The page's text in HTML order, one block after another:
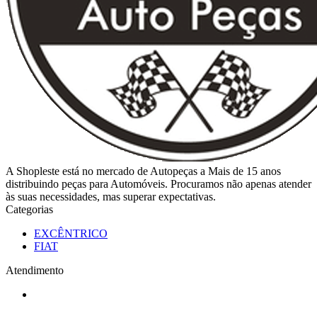
A Shopleste está no mercado de Autopeças a Mais de 15 anos
distribuindo peças para Automóveis. Procuramos não apenas atender
às suas necessidades, mas superar expectativas.
Categorias
EXCÊNTRICO
FIAT
Atendimento